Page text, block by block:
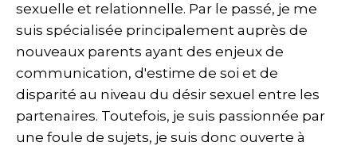
sexuelle et relationnelle. Par le passé, je me
suis spécialisée principalement auprès de
nouveaux parents ayant des enjeux de
communication, d'estime de soi et de
disparité au niveau du désir sexuel entre les
partenaires. Toutefois, je suis passionnée par
une foule de sujets, je suis donc ouverte à